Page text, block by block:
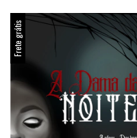
Frete grátis